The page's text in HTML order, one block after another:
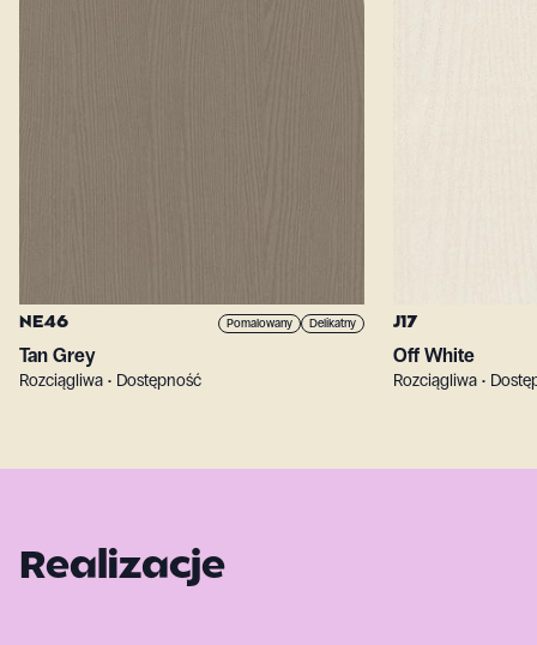
NE46 Pomalowany Delikatny
Tan Grey
Rozciągliwa • Dostępność
J17
Off White
Rozciągliwa •
Realizacje